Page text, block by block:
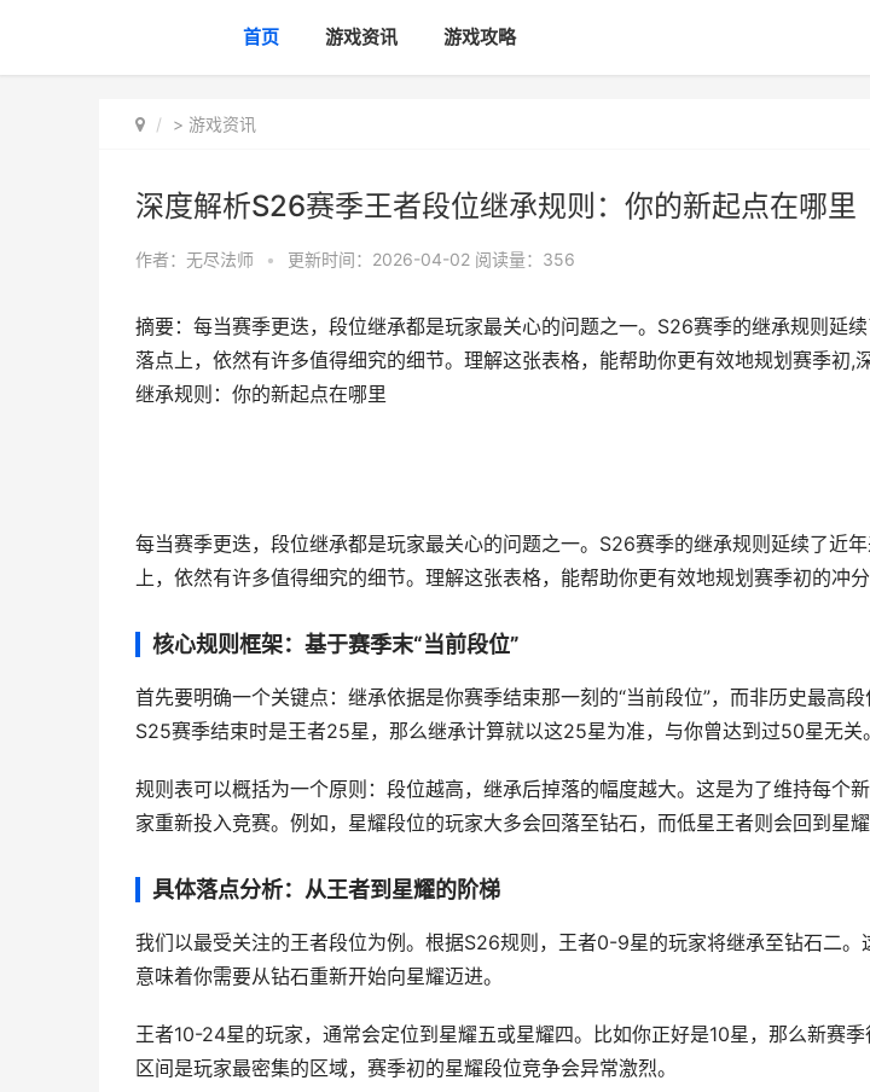
首页 游戏资讯 游戏攻略
> 游戏资讯
深度解析S26赛季王者段位继承规则：你的新起点在哪里
作者： 无尽法师 • 更新时间：2026-04-02 阅读量：356
摘要：每当赛季更迭，段位继承都是玩家最关心的问题之一。S26赛季的继承规则延
落点上，依然有许多值得细究的细节。理解这张表格，能帮助你更有效地规划赛季初,
继承规则：你的新起点在哪里
每当赛季更迭，段位继承都是玩家最关心的问题之一。S26赛季的继承规则延续了近
上，依然有许多值得细究的细节。理解这张表格，能帮助你更有效地规划赛季初的冲分
核心规则框架：基于赛季末“当前段位”
首先要明确一个关键点：继承依据是你赛季结束那一刻的“当前段位”，而非历史最高
S25赛季结束时是王者25星，那么继承计算就以这25星为准，与你曾达到过50星无关。
规则表可以概括为一个原则：段位越高，继承后掉落的幅度越大。这是为了维持每个
家重新投入竞赛。例如，星耀段位的玩家大多会回落至钻石，而低星王者则会回到星耀
具体落点分析：从王者到星耀的阶梯
我们以最受关注的王者段位为例。根据S26规则，王者0-9星的玩家将继承至钻石二。
意味着你需要从钻石重新开始向星耀迈进。
王者10-24星的玩家，通常会定位到星耀五或星耀四。比如你正好是10星，那么新赛
区间是玩家最密集的区域，赛季初的星耀段位竞争会异常激烈。